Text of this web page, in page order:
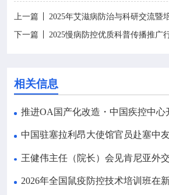
上一篇
2025年艾滋病防治与科研交流暨
下一篇
2025慢病防控优质科普传播推广
相关信息